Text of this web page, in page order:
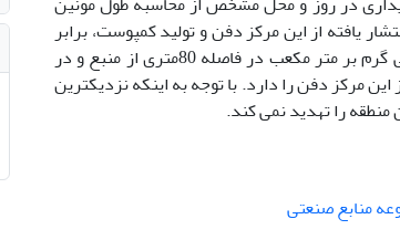
یافته از این مرکز دفن و تولید کمپوست، برابر
163 گرم بر ثانیه می باشد. با حل معادله انتشار گاوسی حداکثر غلظت لحظه ای آمونیاک برابر 180 میلی گرم بر متر مکعب در فاصله 80متری از منبع و در
انتشار یافته از این مرکز، توانایی انتقال تا فاصله 2 کیلومتری از این مرکز دفن را دارد. با توجه به اینکه نزدیکترین
منابع صنعتی